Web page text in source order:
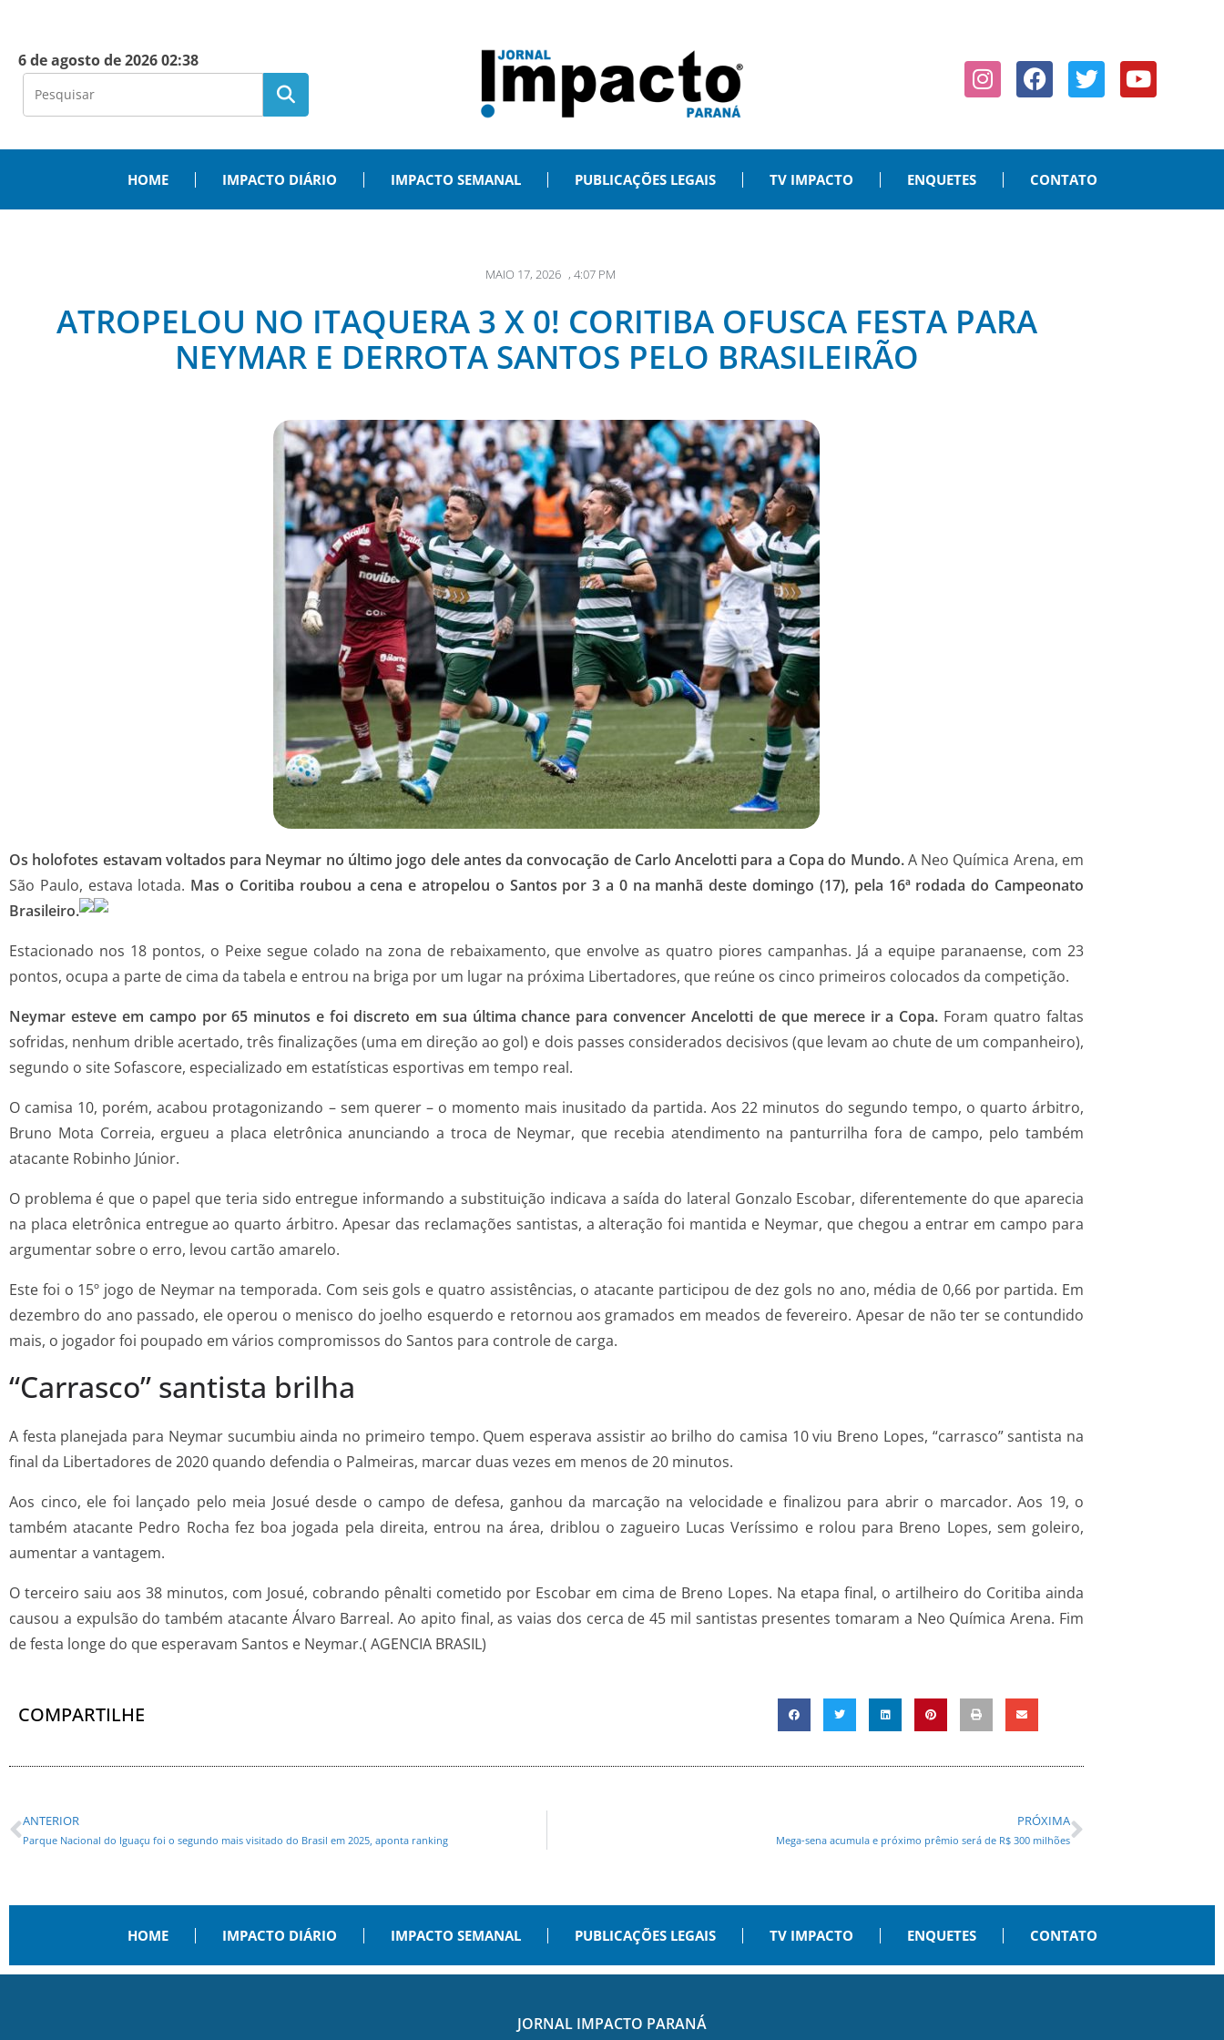
6 de agosto de 2026 02:38
HOME IMPACTO DIÁRIO IMPACTO SEMANAL PUBLICAÇÕES LEGAIS TV IMPACTO ENQUETES CONTATO
MAIO 17, 2026 , 4:07 PM
ATROPELOU NO ITAQUERA 3 X 0! CORITIBA OFUSCA FESTA PARA
NEYMAR E DERROTA SANTOS PELO BRASILEIRÃO
Os holofotes estavam voltados para Neymar no último jogo dele antes da convocação de Carlo Ancelotti para a Copa do Mundo.A Neo Química Arena, em
São Paulo, estava lotada. Mas o Coritiba roubou a cena e atropelou o Santos por 3 a 0 na manhã deste domingo (17), pela 16ª rodada do Campeonato
Brasileiro.
Estacionado nos 18 pontos, o Peixe segue colado na zona de rebaixamento, que envolve as quatro piores campanhas. Já a equipe paranaense, com 23
pontos, ocupa a parte de cima da tabela e entrou na briga por um lugar na próxima Libertadores, que reúne os cinco primeiros colocados da competição.
Neymar esteve em campo por 65 minutos e foi discreto em sua última chance para convencer Ancelotti de que merece ir a Copa. Foram quatro faltas
sofridas, nenhum drible acertado, três finalizações (uma em direção ao gol) e dois passes considerados decisivos (que levam ao chute de um companheiro),
segundo o site Sofascore, especializado em estatísticas esportivas em tempo real.
O camisa 10, porém, acabou protagonizando – sem querer – o momento mais inusitado da partida. Aos 22 minutos do segundo tempo, o quarto árbitro,
Bruno Mota Correia, ergueu a placa eletrônica anunciando a troca de Neymar, que recebia atendimento na panturrilha fora de campo, pelo também
atacante Robinho Júnior.
O problema é que o papel que teria sido entregue informando a substituição indicava a saída do lateral Gonzalo Escobar, diferentemente do que aparecia
na placa eletrônica entregue ao quarto árbitro. Apesar das reclamações santistas, a alteração foi mantida e Neymar, que chegou a entrar em campo para
argumentar sobre o erro, levou cartão amarelo.
Este foi o 15º jogo de Neymar na temporada. Com seis gols e quatro assistências, o atacante participou de dez gols no ano, média de 0,66 por partida. Em
dezembro do ano passado, ele operou o menisco do joelho esquerdo e retornou aos gramados em meados de fevereiro. Apesar de não ter se contundido
mais, o jogador foi poupado em vários compromissos do Santos para controle de carga.
“Carrasco” santista brilha
A festa planejada para Neymar sucumbiu ainda no primeiro tempo. Quem esperava assistir ao brilho do camisa 10 viu Breno Lopes, “carrasco” santista na
final da Libertadores de 2020 quando defendia o Palmeiras, marcar duas vezes em menos de 20 minutos.
Aos cinco, ele foi lançado pelo meia Josué desde o campo de defesa, ganhou da marcação na velocidade e finalizou para abrir o marcador. Aos 19, o
também atacante Pedro Rocha fez boa jogada pela direita, entrou na área, driblou o zagueiro Lucas Veríssimo e rolou para Breno Lopes, sem goleiro,
aumentar a vantagem.
O terceiro saiu aos 38 minutos, com Josué, cobrando pênalti cometido por Escobar em cima de Breno Lopes. Na etapa final, o artilheiro do Coritiba ainda
causou a expulsão do também atacante Álvaro Barreal. Ao apito final, as vaias dos cerca de 45 mil santistas presentes tomaram a Neo Química Arena. Fim
de festa longe do que esperavam Santos e Neymar.( AGENCIA BRASIL)
COMPARTILHE
ANTERIOR
Parque Nacional do Iguaçu foi o segundo mais visitado do Brasil em 2025, aponta ranking
PRÓXIMA
Mega-sena acumula e próximo prêmio será de R$ 300 milhões
HOME IMPACTO DIÁRIO IMPACTO SEMANAL PUBLICAÇÕES LEGAIS TV IMPACTO ENQUETES CONTATO
JORNAL IMPACTO PARANÁ